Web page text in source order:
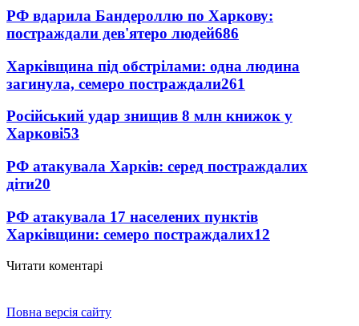
РФ вдарила Бандероллю по Харкову:
постраждали дев'ятеро людей686
Харківщина під обстрілами: одна людина
загинула, семеро постраждали261
Російський удар знищив 8 млн книжок у
Харкові53
РФ атакувала Харків: серед постраждалих
діти20
РФ атакувала 17 населених пунктів
Харківщини: семеро постраждалих12
Читати коментарі
Повна версія сайту